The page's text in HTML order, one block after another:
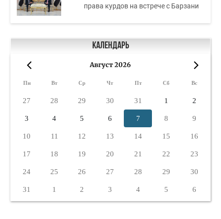
права курдов на встрече с Барзани
Календарь
Август 2026
Пн Вт Ср Чт Пт Сб Вс
27 28 29 30 31 1 2
3 4 5 6 7 8 9
10 11 12 13 14 15 16
17 18 19 20 21 22 23
24 25 26 27 28 29 30
31 1 2 3 4 5 6